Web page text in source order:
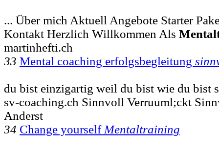
... Über mich Aktuell Angebote Starter
Kontakt Herzlich Willkommen Als
martinhefti.ch
33 Mental coaching erfolgsbegleitung
du bist einzigartig weil du bist wie du bist
sv-coaching.ch Sinnvoll Verruuml;ckt
Anderst
34 Change yourself Mentaltraining